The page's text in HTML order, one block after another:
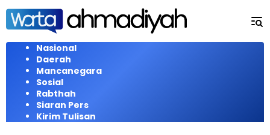
Langsung
konten
Nasional
Daerah
Mancanegara
Sosial
Rabthah
Siaran Pers
Kirim Tulisan